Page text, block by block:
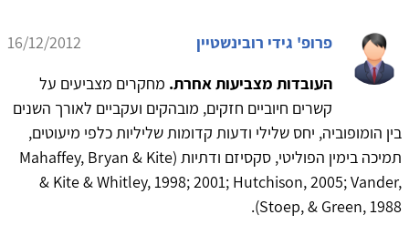
פרופ' גידי רובינשטיין
16/12/2012
העובדות מצביעות אחרת. מחקרים מצביעים על
קשרים חיוביים חזקים, מובהקים ועקביים לאורך השנים
בין הומופוביה, יחס שלילי ודעות קדומות שליליות כלפי מיעוטים,
תמיכה בימין הפוליטי, סקסיזם ודתיות (Mahaffey, Bryan & Kite
& Kite & Whitley, 1998; 2001; Hutchison, 2005; Vander,
Stoep, & Green, 1988).